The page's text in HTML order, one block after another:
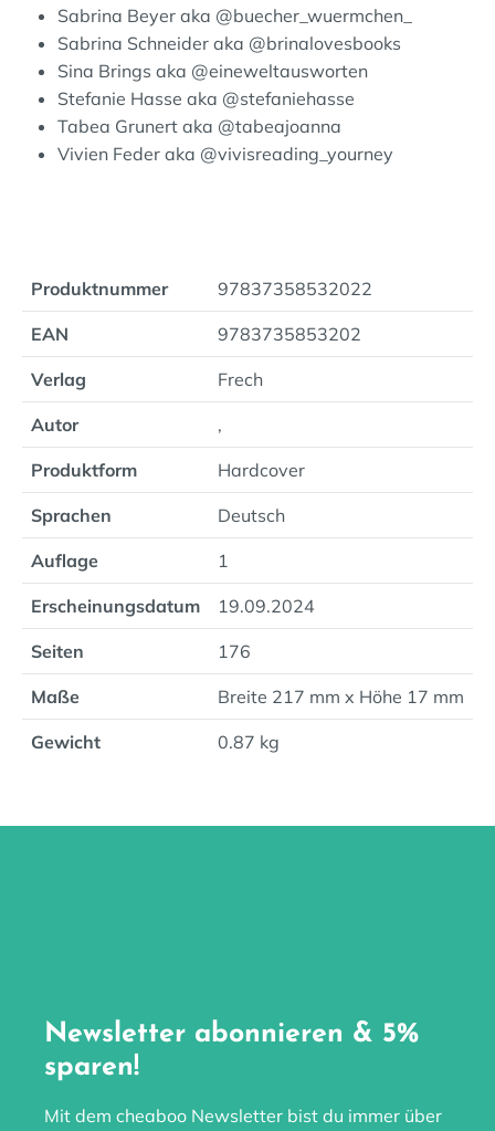
Sabrina Beyer aka @buecher_wuermchen_
Sabrina Schneider aka @brinalovesbooks
Sina Brings aka @eineweltausworten
Stefanie Hasse aka @stefaniehasse
Tabea Grunert aka @tabeajoanna
Vivien Feder aka @vivisreading_yourney
Produktnummer 97837358532022
EAN 9783735853202
Verlag Frech
Autor ,
Produktform Hardcover
Sprachen Deutsch
Auflage 1
Erscheinungsdatum 19.09.2024
Seiten 176
Maße Breite 217 mm x Höhe 17 mm
Gewicht 0.87 kg
Newsletter abonnieren & 5%
sparen!
Mit dem cheaboo Newsletter bist du immer über